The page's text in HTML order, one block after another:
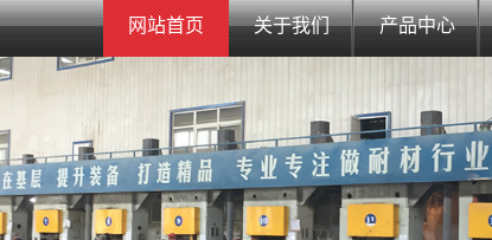
网站首页 关于我们 产品中心